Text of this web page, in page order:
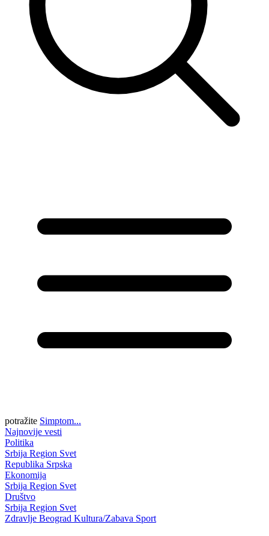
potražite Simptom...
Najnovije vesti
Politika
Srbija Region Svet
Republika Srpska
Ekonomija
Srbija Region Svet
Društvo
Srbija Region Svet
Zdravlje Beograd Kultura/Zabava Sport